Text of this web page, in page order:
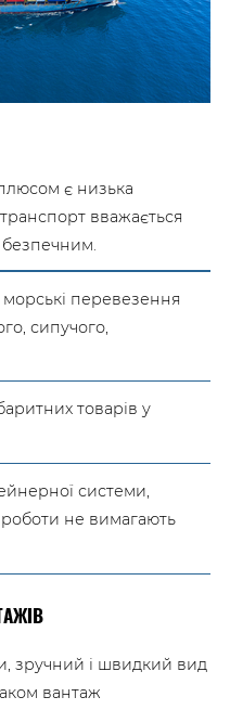
є низька
вважається
перевезення
сипучого,
товарів у
системи,
не вимагають
зручний і швидкий вид
вантаж